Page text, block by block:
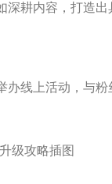
耕内容，打造出
线上活动，与